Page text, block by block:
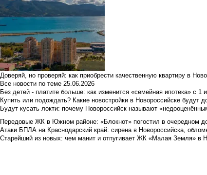
Доверяй, но проверяй: как приобрести качественную квартиру в
Все новости по теме 25.06.2026
Без детей - платите больше: как изменится «семейная ипотека» с 1
Купить или подождать? Какие новостройки в Новороссийске будут
Будут кусать локти: почему Новороссийск называют
Передовые ЖК в Южном районе: «Блокнот» погостил в очередном
Атаки БПЛА на Краснодарский край: сирена в Новороссийска,
Старейший из новых: чем манит и отпугивает ЖК «Малая Земля» в